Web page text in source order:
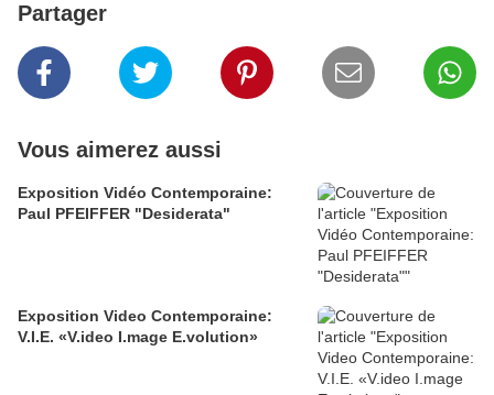
Partager
Vous aimerez aussi
Exposition Vidéo Contemporaine:
Paul PFEIFFER "Desiderata"
Exposition Video Contemporaine:
V.I.E. «V.ideo I.mage E.volution»